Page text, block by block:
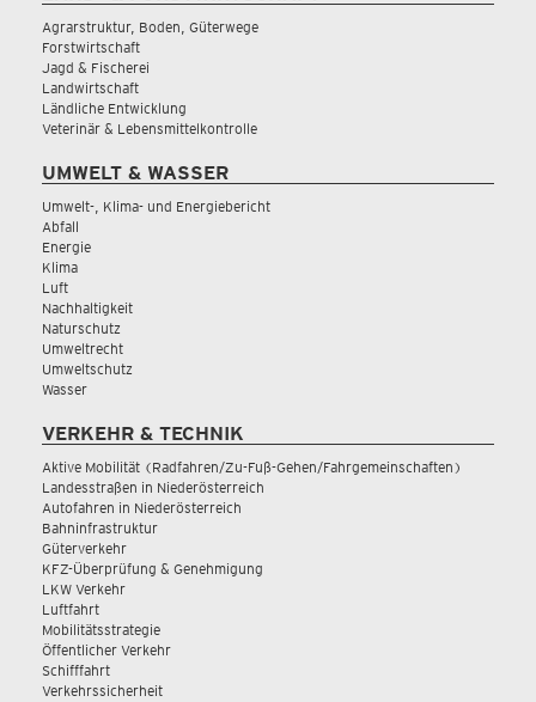
Agrarstruktur, Boden, Güterwege
Forstwirtschaft
Jagd & Fischerei
Landwirtschaft
Ländliche Entwicklung
Veterinär & Lebensmittelkontrolle
UMWELT & WASSER
Umwelt-, Klima- und Energiebericht
Abfall
Energie
Klima
Luft
Nachhaltigkeit
Naturschutz
Umweltrecht
Umweltschutz
Wasser
VERKEHR & TECHNIK
Aktive Mobilität (Radfahren/Zu-Fuß-Gehen/Fahrgemeinschaften)
Landesstraßen in Niederösterreich
Autofahren in Niederösterreich
Bahninfrastruktur
Güterverkehr
KFZ-Überprüfung & Genehmigung
LKW Verkehr
Luftfahrt
Mobilitätsstrategie
Öffentlicher Verkehr
Schifffahrt
Verkehrssicherheit